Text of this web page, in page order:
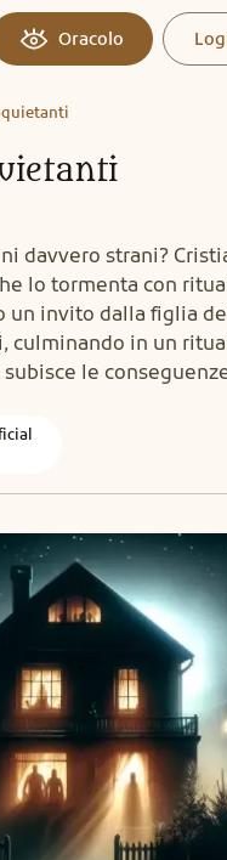
Oracolo
davvero strani?
lo tormenta con
un invito dalla figlia
culminando in un
le